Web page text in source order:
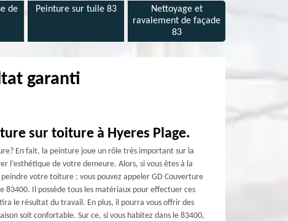
de
Peinture sur tuile 83
Nettoyage et
ravalement de façade
83
garanti
sur toiture à Hyeres Plage.
En fait, la peinture joue un rôle très important sur la
l’esthétique de votre demeure. Alors, si vous êtes à la
votre toiture ; vous pouvez appeler GD Couverture
83400. Il possède tous les matériaux pour effectuer ces
le résultat du travail. En plus, il pourra vous offrir des
soit confortable. Sur ce, si vous habitez dans le 83400,